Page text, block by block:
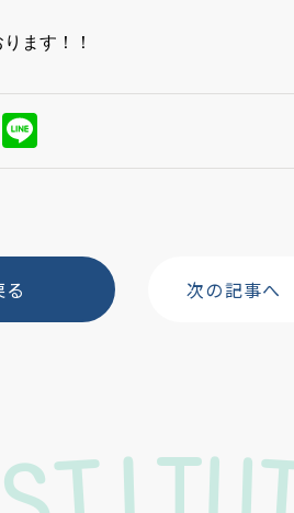
ます！！
Li
n
次の記事へ